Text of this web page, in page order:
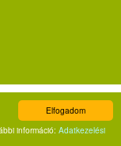
Elfogadom
információ: Adatkezelési